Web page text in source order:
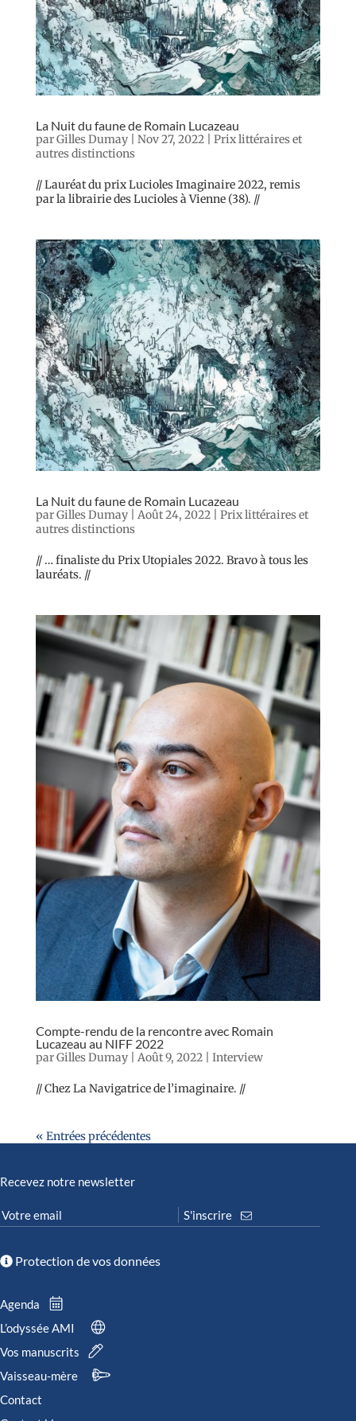
La Nuit du faune de Romain Lucazeau
parGilles Dumay| Nov 27, 2022| Prix littéraires et
autres distinctions
// Lauréat du prix Lucioles Imaginaire 2022, remis
par la librairie des Lucioles à Vienne (38). //
La Nuit du faune de Romain Lucazeau
parGilles Dumay| Août 24, 2022| Prix littéraires et
autres distinctions
// … finaliste du Prix Utopiales 2022. Bravo à tous les
lauréats. //
Compte-rendu de la rencontre avec Romain
Lucazeau au NIFF 2022
parGilles Dumay| Août 9, 2022| Interview
// Chez La Navigatrice de l’imaginaire. //
« Entrées précédentes
Recevez notre newsletter
Protection de vos données
Agenda
L’odyssée AMI
Vos manuscrits
Vaisseau-mère
Contact